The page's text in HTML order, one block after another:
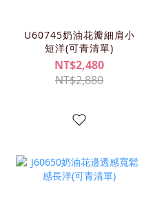
U60745奶油花瓣細肩小
短洋(可青清單)
NT$2,480
NT$2,880